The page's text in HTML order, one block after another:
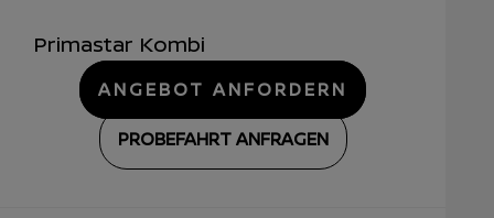
Primastar Kombi
ANGEBOT ANFORDERN
PROBEFAHRT ANFRAGEN